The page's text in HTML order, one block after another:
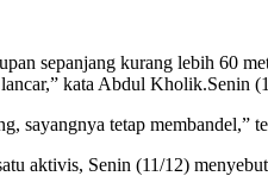
sepanjang kurang lebih 60
kata Abdul Kholik.Senin
sayangnya tetap membandel,”
aktivis, Senin (11/12)